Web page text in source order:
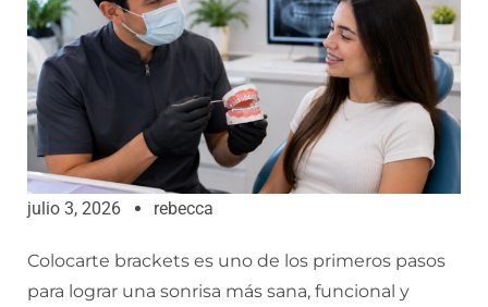
julio 3, 2026 rebecca
Colocarte brackets es uno de los primeros pasos
para lograr una sonrisa más sana, funcional y